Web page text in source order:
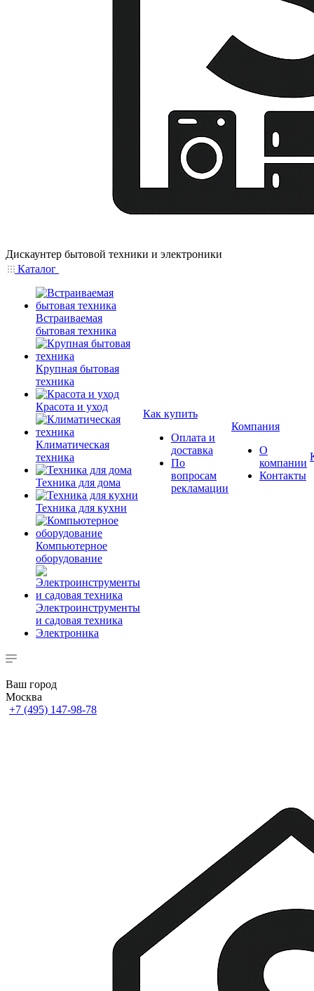
Дискаунтер бытовой техники и электроники
Каталог
Встраиваемая
бытовая техника
Крупная бытовая
техника
Красота и уход
Климатическая
техника
Техника для дома
Техника для кухни
Компьютерное
оборудование
Электроинструменты
и садовая техника
Электроника
Как купить
Оплата и
доставка
По
вопросам
рекламации
Компания
О
компании
Контакты
Ваш город
Москва
+7 (495) 147-98-78